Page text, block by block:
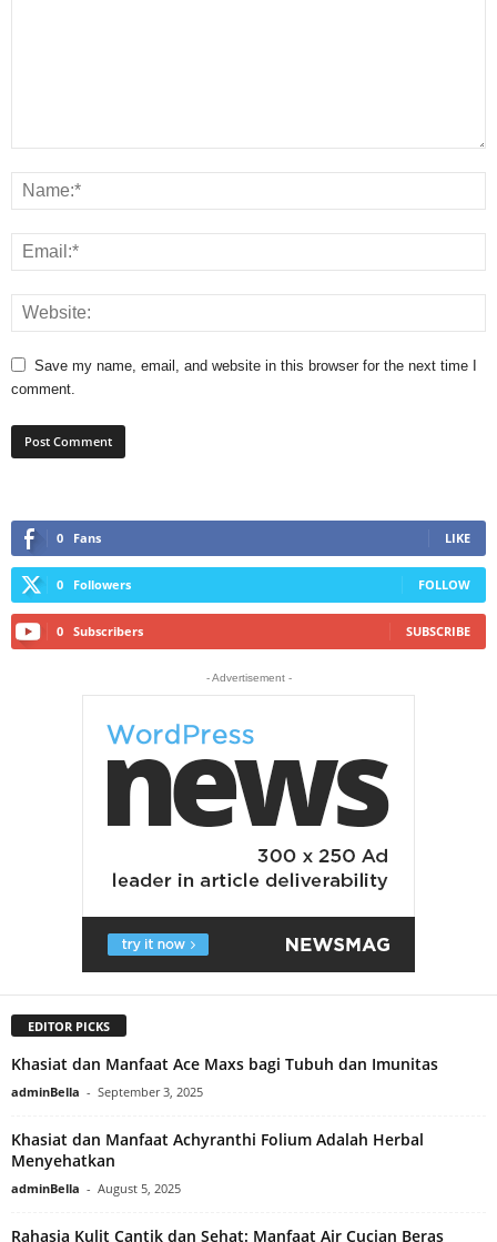
Save my name, email, and website in this browser for the next time I
comment.
0 Fans LIKE
0 Followers FOLLOW
0 Subscribers SUBSCRIBE
- Advertisement -
EDITOR PICKS
Khasiat dan Manfaat Ace Maxs bagi Tubuh dan Imunitas
adminBella - September 3, 2025
Khasiat dan Manfaat Achyranthi Folium Adalah Herbal
Menyehatkan
adminBella - August 5, 2025
Rahasia Kulit Cantik dan Sehat: Manfaat Air Cucian Beras